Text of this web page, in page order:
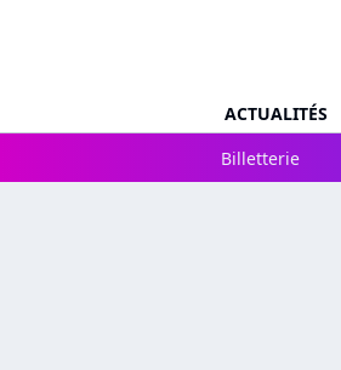
ACTUALITÉS
Billetterie